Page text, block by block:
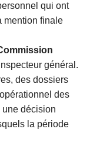
qui ont
mention finale
général.
des dossiers
des
décision
la période